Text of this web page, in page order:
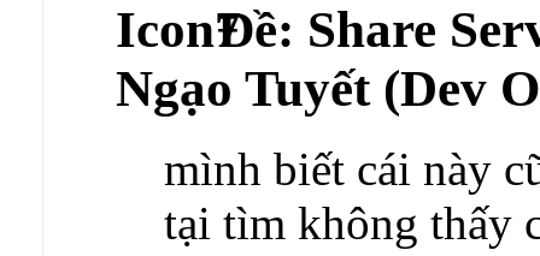
Ðề: Share
Ngạo Tuyết (Dev
mình biết cái này
tại tìm không thấy